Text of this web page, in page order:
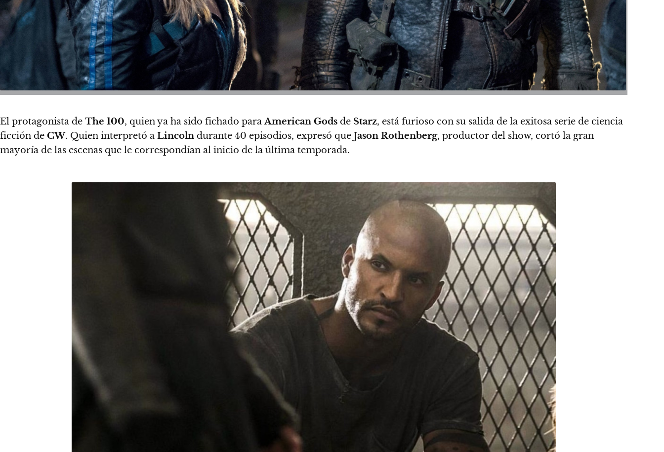
El protagonista de The 100, quien ya ha sido fichado paraAmerican Gods de Starz, está furioso con su salida de la exitosa serie de ciencia
ficción de CW. Quien interpretó a Lincoln durante 40 episodios, expresó que Jason Rothenberg, productor del show, cortó la gran
mayoría de las escenas que le correspondían al inicio de la última temporada.